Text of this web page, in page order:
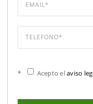
* Acepto elaviso